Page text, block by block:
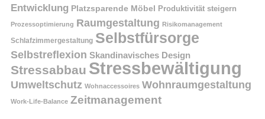
Entwicklung Platzsparende Möbel Produktivität steigern
Prozessoptimierung Raumgestaltung Risikomanagement
Schlafzimmergestaltung Selbstfürsorge
Selbstreflexion Skandinavisches Design
Stressabbau Stressbewältigung
Umweltschutz Wohnaccessoires Wohnraumgestaltung
Work-Life-Balance Zeitmanagement